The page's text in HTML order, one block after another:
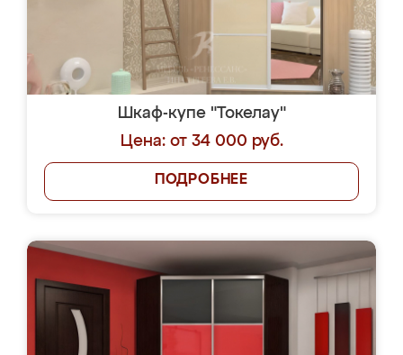
Шкаф-купе "Токелау"
Цена: от 34 000 руб.
ПОДРОБНЕЕ